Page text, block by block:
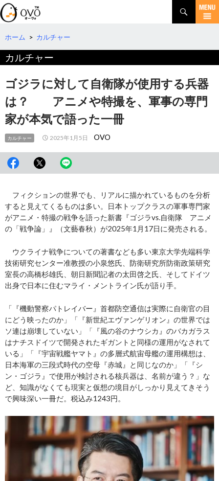
検
索
コ
テ
ツ
へ
ホーム > カルチャー
カルチャー
ゴジラに対して自衛隊が使用する兵器
は？ アニメや特撮を、軍事の専門
家が本気で語った一冊
カルチャー 2025年1月5日 OVO
フィクションの世界でも、リアルに描かれているものを分析
すると見えてくるものは多い。日本トップクラスの軍事専門家
がアニメ・特撮の戦争を語った新書『ゴジラvs.自衛隊 アニメ
の「戦争論」』（文藝春秋）が2025年1月17日に発売される。
ウクライナ戦争についての著書なども多い東京大学先端科学
技術研究センター准教授の小泉悠氏、防衛研究所防衛政策研究
室長の高橋杉雄氏、朝日新聞記者の太田啓之氏、そしてドイツ
出身で日本に住むマライ・メントライン氏が語り手。
「『機動警察パトレイバー』首都防空通信は実際に自衛官の目
にどう映ったのか」「『新世紀エヴァンゲリオン』の世界では
ソ連は崩壊していない」「『風の谷のナウシカ』のバカガラス
はナチスドイツで開発されたギガントと同様の運用がなされて
いる」「『宇宙戦艦ヤマト』の多層式航宙母艦の運用構想は、
日本海軍の三段式時代の空母『赤城』と同じなのか」「『シ
ン・ゴジラ』で使用が検討される核兵器は、名前が違う？」な
ど、知識がなくても現実と仮想の境目がしっかり見えてきそう
で興味深い一冊だ。税込み1243円。